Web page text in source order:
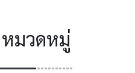
หมวดหมู่